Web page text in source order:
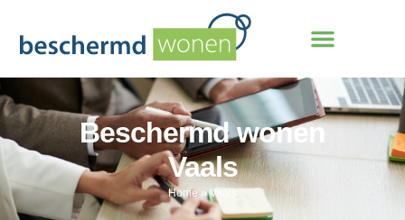
Beschermd wonen
Vaals
Home »Vaals